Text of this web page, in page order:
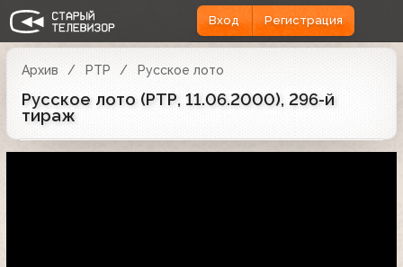
Вход Регистрация
Архив РТР Русское лото
Русское лото (РТР, 11.06.2000), 296-й
тираж